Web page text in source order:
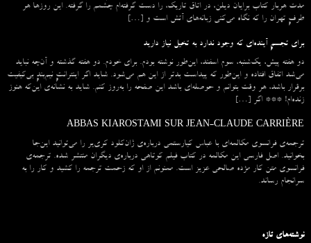
مدت هربار کتاب برایان دیلن، در اتاق تاریک، را دست گرفته‌ام چشمم را گرفته. این روزها هر
طرفِ تهران را که نگاه می‌کنی زبانه‌های آتش است و […]
برای تجسمِ آینده‌ای که وجود ندارد به تخیل نیاز دارید
دو هفته پیش، یک‌شنبه، سوم اسفند، این‌طور نوشته بودم. برای خودم. دو هفته گذشته و آن‌چه نباید
می‌شد اتفاق افتاده و این‌طور که پیداست بدتر از این هم می‌شود. شاید اگر اینترانتِ نیم‌بندِ بی‌کیفیت
برقرار باشد، هر وقت بتوانم و حوصله‌ای باشد این صفحه را به‌روز کنم. شاید به نشانه‌ی این‌که هنوز
زنده‌ام! *** اگر […]
ABBAS KIAROSTAMI SUR JEAN-CLAUDE CARRIÈRE
ترجمه‌ی فرانسوی مکالمه‌ای با عباس کیارستمی درباره‌ی ژان‌کلود کری‌یر را می‌توانید این‌جا
بخوانید. اصل فارسی این مکالمه در کتاب فیلم کوتاهی درباره‌ی دیگران منتشر شده. ترجمه‌ی
فرانسوی متن کار مژده صالحی عزیز است. ممنونم از او که زحمت ترجمه را کشید و کار را به
سرانجام رساند.
نوشته‌های تازه